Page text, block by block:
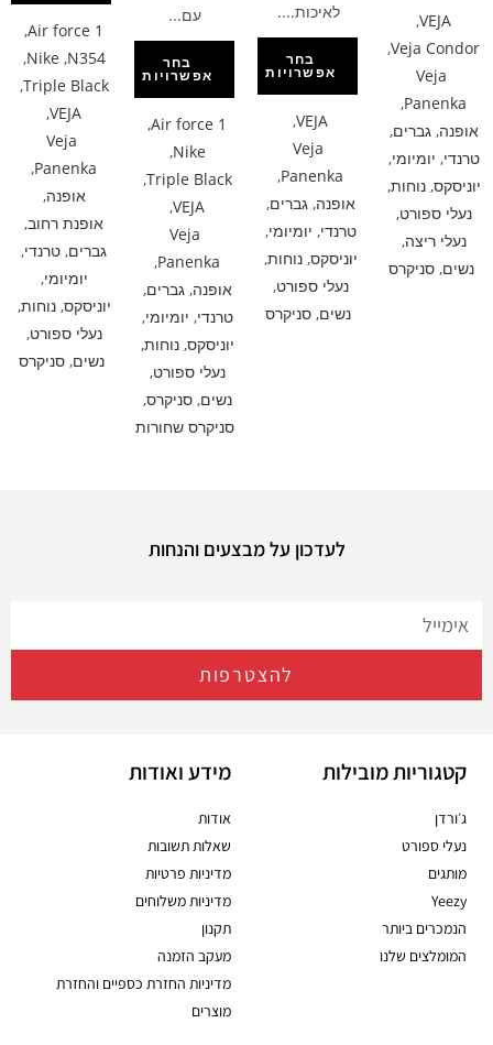
VEJA
,
Veja Condor
,
Veja
Panenka
,
אופנה,גברים,
טרנדי, יומיומי,
יוניסקס,נוחות,
נעלי ספורט,
נעלי ריצה,
נשים, סניקרס
לאיכות....
בחר
אפשרויות
VEJA
,
Veja
Panenka
,
אופנה,גברים,
טרנדי, יומיומי,
יוניסקס,נוחות,
נעלי ספורט,
נשים, סניקרס
עם...
בחר
אפשרויות
Air force 1
,
Nike
,
Triple Black
,
VEJA
,
Veja
Panenka
,
אופנה,גברים,
טרנדי, יומיומי,
יוניסקס,נוחות,
נעלי ספורט,
נשים,סניקרס,
סניקרס שחורות
Air force 1
,
N354
,
Nike
,
Triple Black
,
VEJA
,
Veja
Panenka
,
אופנה,
אופנת רחוב,
גברים, טרנדי,
יומיומי,
יוניסקס,נוחות,
נעלי ספורט,
נשים, סניקרס
לעדכון על מבצעים והנחות
להצטרפות
קטגוריות מובילות
ג׳ורדן
נעלי ספורט
מותגים
Yeezy
הנמכרים ביותר
המומלצים שלנו
מידע ואודות
אודות
שאלות תשובות
מדיניות פרטיות
מדיניות משלוחים
תקנון
מעקב הזמנה
מדיניות החזרת כספיים והחזרת
מוצרים